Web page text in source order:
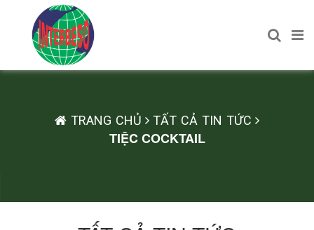
TRANG CHỦ TẤT CẢ TIN TỨC
TIỆC COCKTAIL